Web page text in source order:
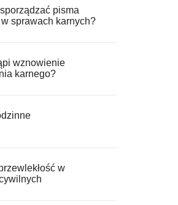
pisma
sprawach karnych?
wznowienie
karnego?
w